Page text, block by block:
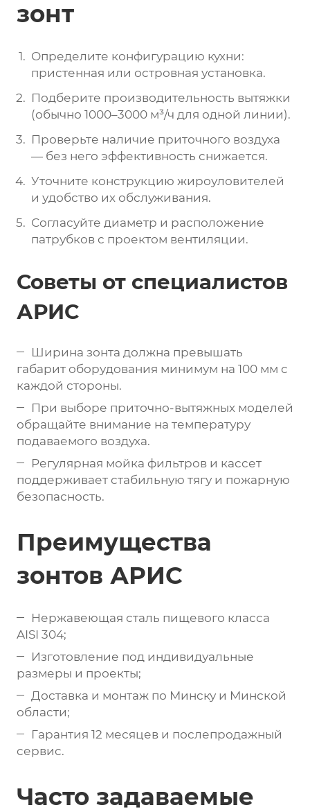
зонт
Определите конфигурацию кухни:
пристенная или островная установка.
Подберите производительность вытяжки
(обычно 1000–3000 м³/ч для одной линии).
Проверьте наличие приточного воздуха
— без него эффективность снижается.
Уточните конструкцию жироуловителей
и удобство их обслуживания.
Согласуйте диаметр и расположение
патрубков с проектом вентиляции.
Советы от специалистов
АРИС
Ширина зонта должна превышать
габарит оборудования минимум на 100 мм с
каждой стороны.
При выборе приточно-вытяжных моделей
обращайте внимание на температуру
подаваемого воздуха.
Регулярная мойка фильтров и кассет
поддерживает стабильную тягу и пожарную
безопасность.
Преимущества
зонтов АРИС
Нержавеющая сталь пищевого класса
AISI 304;
Изготовление под индивидуальные
размеры и проекты;
Доставка и монтаж по Минску и Минской
области;
Гарантия 12 месяцев и послепродажный
сервис.
Часто задаваемые